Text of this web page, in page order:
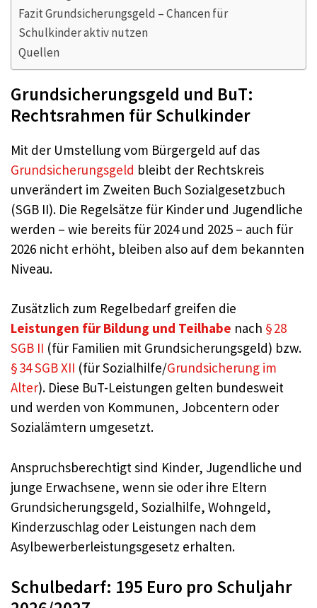
Fazit Grundsicherungsgeld – Chancen für
Schulkinder aktiv nutzen
Quellen
Grundsicherungsgeld und BuT:
Rechtsrahmen für Schulkinder
Mit der Umstellung vom Bürgergeld auf das
Grundsicherungsgeld bleibt der Rechtskreis
unverändert im Zweiten Buch Sozialgesetzbuch
(SGB II). Die Regelsätze für Kinder und Jugendliche
werden – wie bereits für 2024 und 2025 – auch für
2026 nicht erhöht, bleiben also auf dem bekannten
Niveau.
Zusätzlich zum Regelbedarf greifen die
Leistungen für Bildung und Teilhabe nach § 28
SGB II (für Familien mit Grundsicherungsgeld) bzw.
§ 34 SGB XII (für Sozialhilfe/Grundsicherung im
Alter). Diese BuT-Leistungen gelten bundesweit
und werden von Kommunen, Jobcentern oder
Sozialämtern umgesetzt.
Anspruchsberechtigt sind Kinder, Jugendliche und
junge Erwachsene, wenn sie oder ihre Eltern
Grundsicherungsgeld, Sozialhilfe, Wohngeld,
Kinderzuschlag oder Leistungen nach dem
Asylbewerberleistungsgesetz erhalten.
Schulbedarf: 195 Euro pro Schuljahr